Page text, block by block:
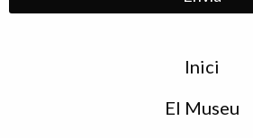
Inici
El Museu